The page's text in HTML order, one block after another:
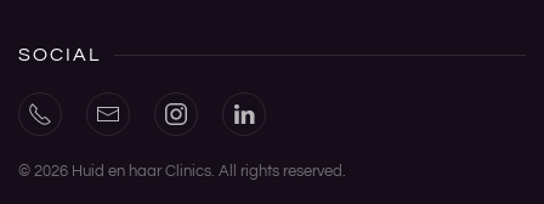
SOCIAL
© 2026 Huid en haar Clinics. All rights reserved.